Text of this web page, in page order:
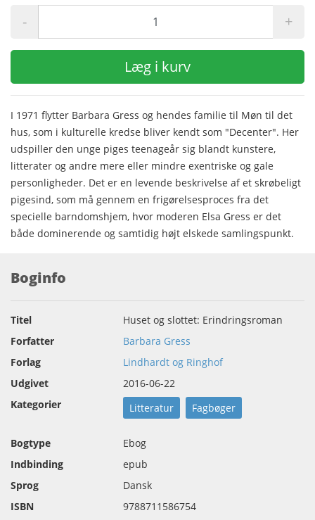
- +
Læg i kurv
I 1971 flytter Barbara Gress og hendes familie til Møn til det
hus, som i kulturelle kredse bliver kendt som "Decenter". Her
udspiller den unge piges teenageår sig blandt kunstere,
litterater og andre mere eller mindre exentriske og gale
personligheder. Det er en levende beskrivelse af et skrøbeligt
pigesind, som må gennem en frigørelsesproces fra det
specielle barndomshjem, hvor moderen Elsa Gress er det
både dominerende og samtidig højt elskede samlingspunkt.
Boginfo
Titel
Huset og slottet: Erindringsroman
Forfatter
Barbara Gress
Forlag
Lindhardt og Ringhof
Udgivet
2016-06-22
Kategorier
Litteratur Fagbøger
Bogtype
Ebog
Indbinding
epub
Sprog
Dansk
ISBN
9788711586754